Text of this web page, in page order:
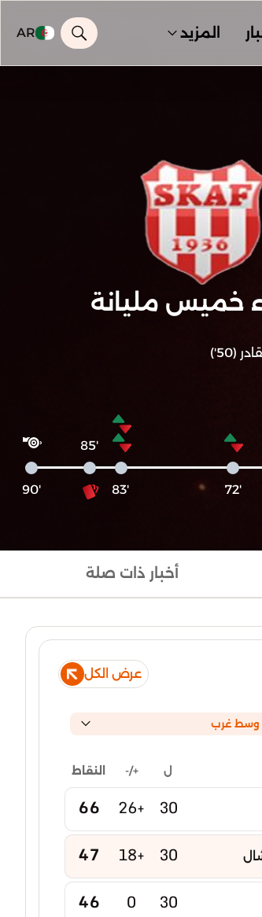
المزيد AR
خميس مليانة
(50')
'72
'83
'85
'90
أخبار ذات صلة
عرض الكل
وسط غرب
ل +/- النقاط
30
+26
66
30
+18
47
30
0
46